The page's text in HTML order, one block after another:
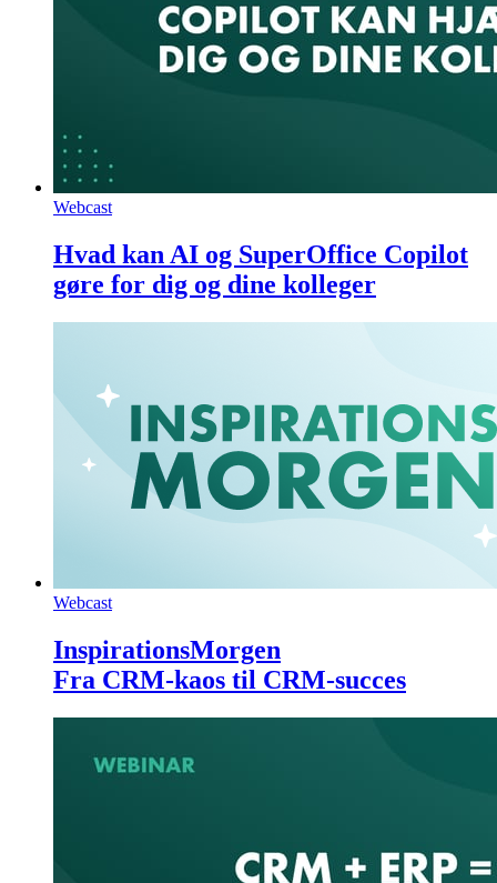
Webcast
Hvad kan AI og SuperOffice Copilot
gøre for dig og dine kolleger
Webcast
InspirationsMorgen
Fra CRM-kaos til CRM-succes